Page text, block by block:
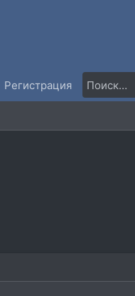
Регистрация